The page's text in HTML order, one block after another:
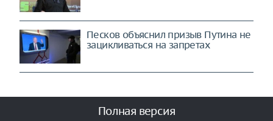
Песков объяснил призыв Путина не
зацикливаться на запретах
Полная версия